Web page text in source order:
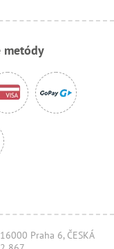
metódy
Praha 6, ČESKÁ